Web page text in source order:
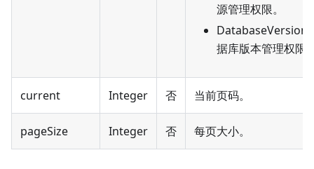
源管理权限。
DatabaseVersion
据库版本管理权限
current Integer 否 当前页码。
pageSize Integer 否 每页大小。